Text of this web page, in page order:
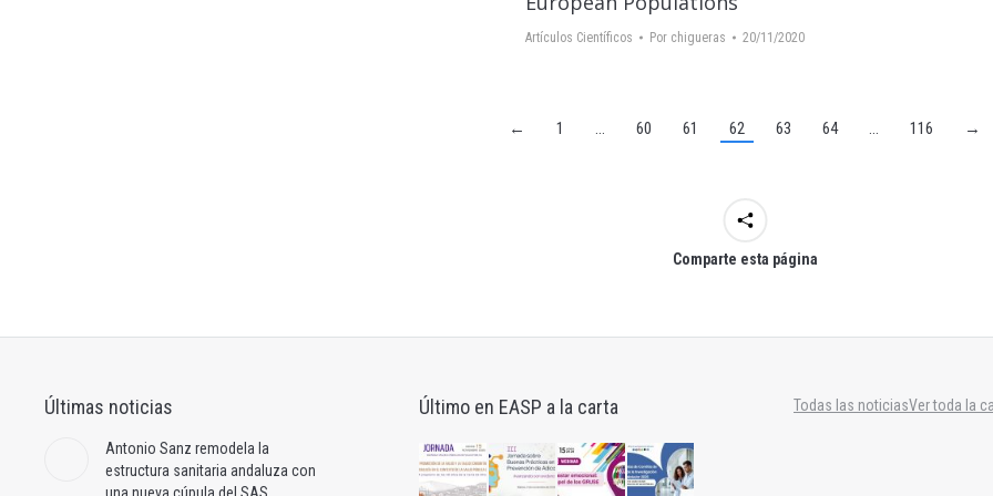
Artículos Científicos Por chigueras 20/11/2020
← 1 … 60 61 62 63 64 … 116 →
Comparte esta página
Últimas noticias
Antonio Sanz remodela la
estructura sanitaria andaluza con
Último en EASP a la carta Todas las noticiasVer toda la